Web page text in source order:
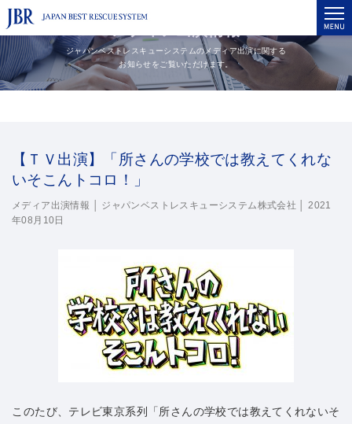
ジャパンベストレスキューシステムのメディア出演に関する
お知らせをご覧いただけます。
【ＴＶ出演】「所さんの学校では教えてくれな
いそこんトコロ！」
メディア出演情報 │ ジャパンベストレスキューシステム株式会社 │2021
年08月10日
このたび、テレビ東京系列「所さんの学校では教えてくれないそ